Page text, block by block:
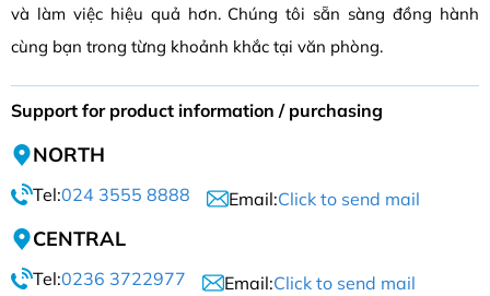
và làm việc hiệu quả hơn. Chúng tôi sẵn sàng đồng hành
cùng bạn trong từng khoảnh khắc tại văn phòng.
Support for product information / purchasing
NORTH
Tel:024 3555 8888 Email:Click to send mail
CENTRAL
Tel:0236 3722977 Email:Click to send mail